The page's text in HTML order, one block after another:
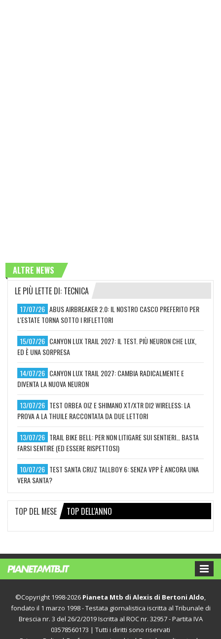
ALTRE NEWS
LE PIÙ LETTE DI: TECNICA
17/07/26 ABUS AIRBREAKER 2.0: IL NOSTRO CASCO PREFERITO PER
L'ESTATE TORNA SOTTO I RIFLETTORI
15/07/26 CANYON LUX TRAIL 2027: IL TEST. PIÙ NEURON CHE LUX,
ED È UNA SORPRESA
14/07/26 CANYON LUX TRAIL 2027: CAMBIA RADICALMENTE E
DIVENTA LA NUOVA NEURON
13/07/26 TEST ORBEA OIZ E SHIMANO XT/XTR DI2 WIRELESS: LA
PROVA A LA THUILE RACCONTATA DA DUE LETTORI
13/07/26 TRAIL BIKE BELL: PER NON LITIGARE SUI SENTIERI… BASTA
FARSI SENTIRE (ED ESSERE RISPETTOSI)
10/07/26 TEST SANTA CRUZ TALLBOY 6: SENZA VPP È ANCORA UNA
VERA SANTA?
TOP DEL MESE TOP DELL'ANNO
©Copyright 1998-2026 Pianeta Mtb di Alexis di Bertoni Aldo,
fondato il 1 marzo 1998 - Testata giornalistica iscritta al Tribunale di
Brescia nr. 3 del 26/2/2019 Iscritta al ROC nr. 32957 - Partita IVA
03578560173 | Tutti i diritti sono riservati